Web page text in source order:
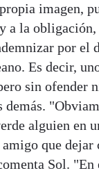
imagen,
a la
por el
Es decir,
sin ofender
demás.
alguien en
que dejar
Sol. "En